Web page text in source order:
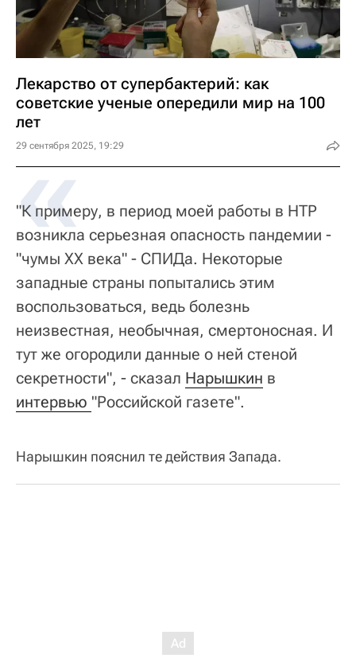
Лекарство от супербактерий: как
советские ученые опередили мир на 100
лет
29 сентября 2025, 19:29
«
"К примеру, в период моей работы в НТР
возникла серьезная опасность пандемии -
"чумы XX века" - СПИДа. Некоторые
западные страны попытались этим
воспользоваться, ведь болезнь
неизвестная, необычная, смертоносная. И
тут же огородили данные о ней стеной
секретности", - сказал Нарышкин в
интервью "Российской газете".
Нарышкин пояснил те действия Запада.